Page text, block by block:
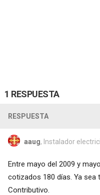
1 RESPUESTA
RESPUESTA
aaug, Instalador
Entre mayo del 2009 y
cotizados 180 días. Ya sea
Contributivo.